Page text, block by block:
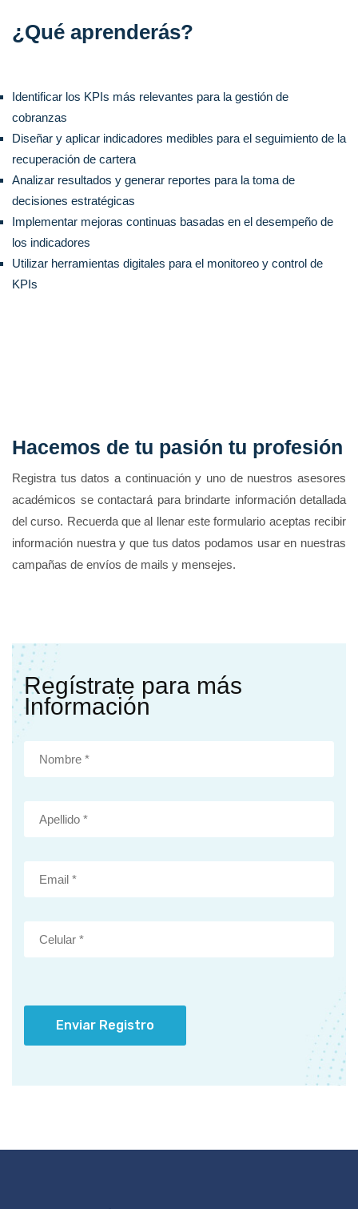
¿Qué aprenderás?
Identificar los KPIs más relevantes para la gestión de
cobranzas
Diseñar y aplicar indicadores medibles para el seguimiento de la
recuperación de cartera
Analizar resultados y generar reportes para la toma de
decisiones estratégicas
Implementar mejoras continuas basadas en el desempeño de
los indicadores
Utilizar herramientas digitales para el monitoreo y control de
KPIs
Hacemos de tu pasión tu profesión
Registra tus datos a continuación y uno de nuestros asesores
académicos se contactará para brindarte información detallada
del curso. Recuerda que al llenar este formulario aceptas recibir
información nuestra y que tus datos podamos usar en nuestras
campañas de envíos de mails y mensejes.
Regístrate para más
Información
Enviar Registro